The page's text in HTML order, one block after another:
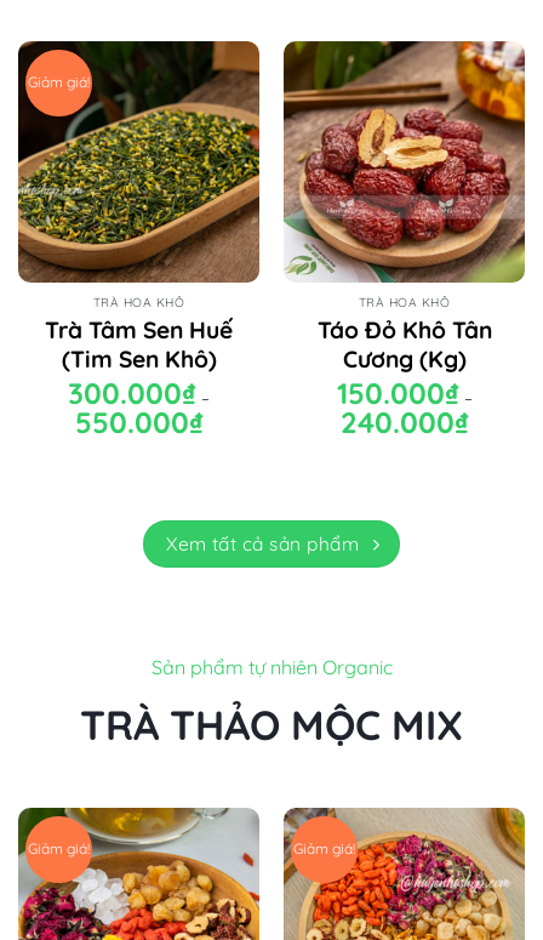
600.000₫
Giảm giá!
TRÀ HOA KHÔ
Trà Tâm Sen Huế
(Tim Sen Khô)
300.000₫ –
550.000₫Khoảng
giá:
TRÀ HOA KHÔ
Táo Đỏ Khô Tân
Cương (Kg)
150.000₫ –
240.000₫Khoảng
giá:
Xem tất cả sản phẩm
Sản phẩm tự nhiên Organic
TRÀ THẢO MỘC MIX
Giảm giá! Giảm giá!